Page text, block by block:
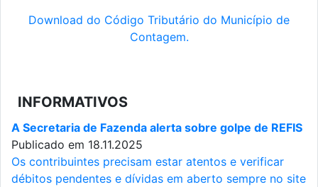
Download do Código Tributário do Município de
Contagem.
INFORMATIVOS
A Secretaria de Fazenda alerta sobre golpe de REFIS
Publicado em 18.11.2025
Os contribuintes precisam estar atentos e verificar
débitos pendentes e dívidas em aberto sempre no site